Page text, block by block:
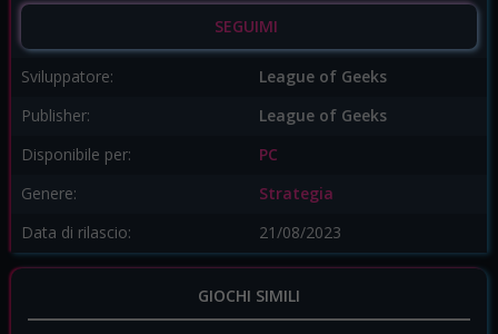
SEGUIMI
Sviluppatore:
League of Geeks
Publisher:
League of Geeks
Disponibile per:
PC
Genere:
Strategia
Data di rilascio:
21/08/2023
GIOCHI SIMILI